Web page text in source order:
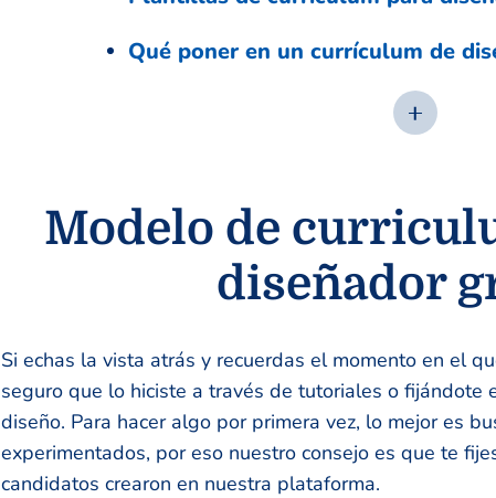
Qué poner en un currículum de
Modelo de
diseñador
Si echas la vista atrás y recuerdas el momento en el
seguro que lo hiciste a través de tutoriales o fijándote
diseño. Para hacer algo por primera vez, lo mejor es
experimentados, por eso nuestro consejo es que te
candidatos crearon en nuestra plataforma.